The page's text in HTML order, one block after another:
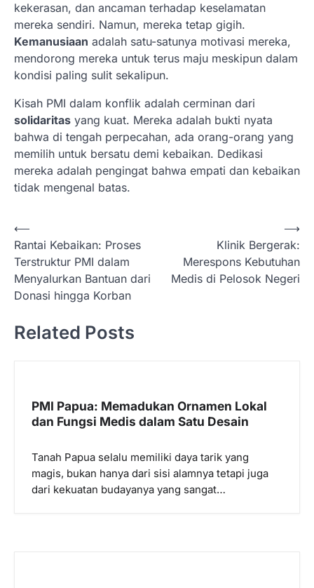
kekerasan, dan ancaman terhadap keselamatan
mereka sendiri. Namun, mereka tetap gigih.
Kemanusiaan adalah satu-satunya motivasi mereka,
mendorong mereka untuk terus maju meskipun dalam
kondisi paling sulit sekalipun.
Kisah PMI dalam konflik adalah cerminan dari
solidaritas yang kuat. Mereka adalah bukti nyata
bahwa di tengah perpecahan, ada orang-orang yang
memilih untuk bersatu demi kebaikan. Dedikasi
mereka adalah pengingat bahwa empati dan kebaikan
tidak mengenal batas.
N
a
v
i
a
⟵
Rantai Kebaikan: Proses
Terstruktur PMI dalam
Menyalurkan Bantuan dari
Donasi hingga Korban
Klinik Bergerak:
Merespons Kebutuhan
Medis di Pelosok Negeri
⟶
Related Posts
PMI Papua: Memadukan Ornamen Lokal
dan Fungsi Medis dalam Satu Desain
Tanah Papua selalu memiliki daya tarik yang
magis, bukan hanya dari sisi alamnya tetapi juga
dari kekuatan budayanya yang sangat…